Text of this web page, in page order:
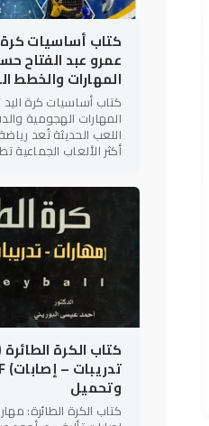
عمرو عبد الفتاح
المهارات والخطط
المهارات الهجومية
اللعب الحديثة تُعد
أكثر الألعاب الجماعية
سرعة الأداء، والتنوع
كتاب الكرة
وتحميل
كتاب الكرة الطائرة: